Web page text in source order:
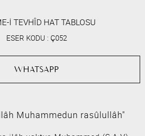
İ TEVHÎD HAT TABLOSU
ESER KODU : Ç052
WHATSAPP
Muhammedun rasûlullâh"